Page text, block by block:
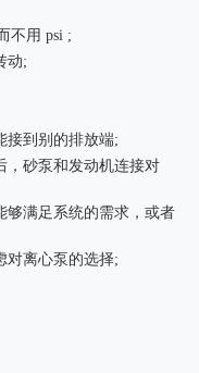
不用 psi ;
动;
接到别的排放端;
，砂泵和发动机连接对
够满足系统的需求，或者
对离心泵的选择;